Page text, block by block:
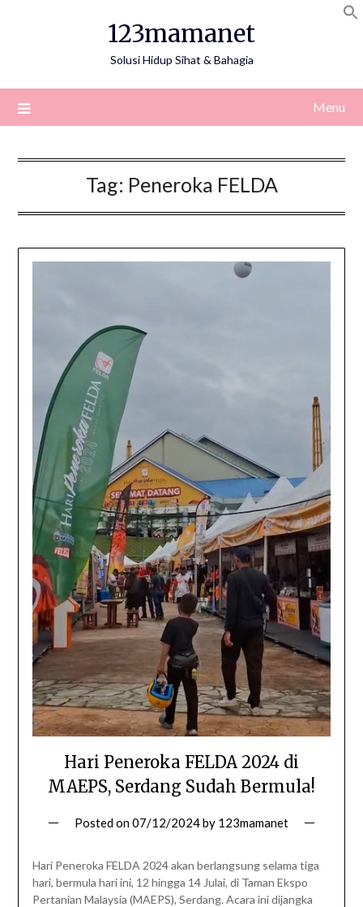
123mamanet
Solusi Hidup Sihat & Bahagia
Menu
Tag: Peneroka FELDA
Hari Peneroka FELDA 2024 di
MAEPS, Serdang Sudah Bermula!
Posted on07/12/2024by 123mamanet
Hari Peneroka FELDA 2024 akan berlangsung selama tiga
hari, bermula hari ini, 12 hingga 14 Julai, di Taman Ekspo
Pertanian Malaysia (MAEPS), Serdang. Acara ini dijangka